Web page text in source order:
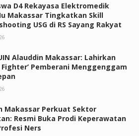
D4 Rekayasa Elektromedik
Makassar Tingkatkan Skill
USG di RS Sayang Rakyat
Alauddin Makassar: Lahirkan
Fighter’ Pemberani Menggenggam
Makassar Perkuat Sektor
Resmi Buka Prodi Keperawatan
Ners